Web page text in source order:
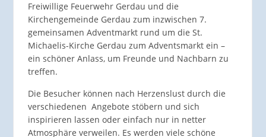
Freiwillige Feuerwehr Gerdau und die
Kirchengemeinde Gerdau zum inzwischen 7.
gemeinsamen Adventmarkt rund um die St.
Michaelis-Kirche Gerdau zum Adventsmarkt ein –
ein schöner Anlass, um Freunde und Nachbarn zu
treffen.
Die Besucher können nach Herzenslust durch die
verschiedenen Angebote stöbern und sich
inspirieren lassen oder einfach nur in netter
Atmosphäre verweilen. Es werden viele schöne